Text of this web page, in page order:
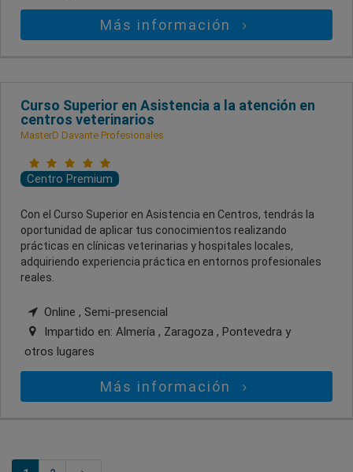
Más información
Curso Superior en Asistencia a la atención en
centros veterinarios
MasterD Davante Profesionales
Centro Premium
Con el Curso Superior en Asistencia en Centros, tendrás la
oportunidad de aplicar tus conocimientos realizando
prácticas en clínicas veterinarias y hospitales locales,
adquiriendo experiencia práctica en entornos profesionales
reales.
Online , Semi-presencial
Impartido en: Almería , Zaragoza , Pontevedra y
otros lugares
Más información